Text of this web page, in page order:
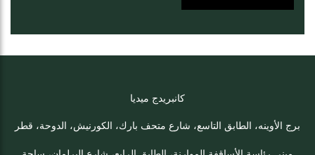
كانبريدج ميديا
برج الأوينه، الطابق التاسع، شارع متحف بارك، الكورنيش، الدوحة، قطر